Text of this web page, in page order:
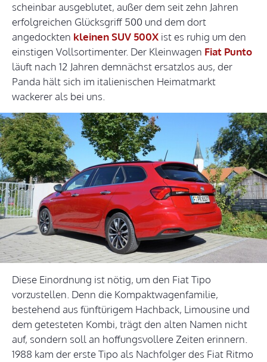
scheinbar ausgeblutet, außer dem seit zehn Jahren
erfolgreichen Glücksgriff 500 und dem dort
angedockten kleinen SUV 500X ist es ruhig um den
einstigen Vollsortimenter. Der Kleinwagen Fiat Punto
läuft nach 12 Jahren demnächst ersatzlos aus, der
Panda hält sich im italienischen Heimatmarkt
wackerer als bei uns.
Diese Einordnung ist nötig, um den Fiat Tipo
vorzustellen. Denn die Kompaktwagenfamilie,
bestehend aus fünftürigem Hachback, Limousine und
dem getesteten Kombi, trägt den alten Namen nicht
auf, sondern soll an hoffungsvollere Zeiten erinnern.
1988 kam der erste Tipo als Nachfolger des Fiat Ritmo